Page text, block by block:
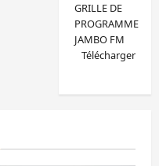
GRILLE DE
PROGRAMME
JAMBO FM
Télécharger